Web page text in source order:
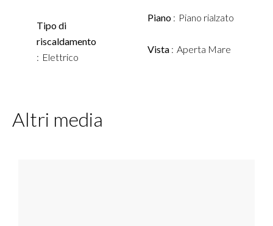
Tipo di
riscaldamento
Elettrico
Piano Piano rialzato
Vista Aperta Mare
Altri media